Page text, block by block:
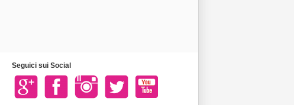
Seguici sui Social